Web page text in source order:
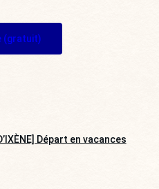
(gratuit)
Départ en vacances